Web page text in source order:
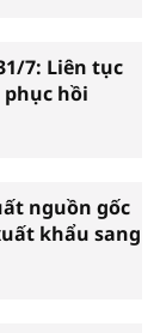
7: Liên tục
hồi
nguồn gốc
khẩu sang